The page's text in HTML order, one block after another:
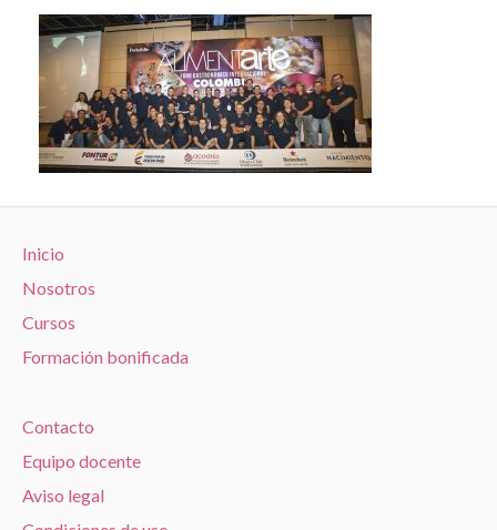
Inicio
Nosotros
Cursos
Formación bonificada
Contacto
Equipo docente
Aviso legal